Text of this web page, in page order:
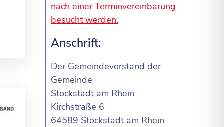
nach einer Terminvereinbarung
besucht werden.
Anschrift:
Der Gemeindevorstand der
Gemeinde
Stockstadt am Rhein
Kirchstraße 6
64589 Stockstadt am Rhein